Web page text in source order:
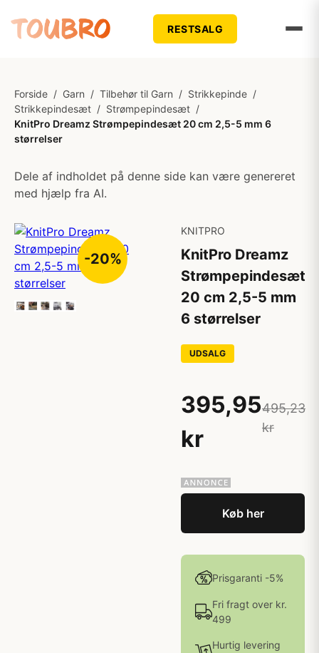
RESTSALG
Forside / Garn / Tilbehør til Garn / Strikkepinde /
Strikkepindesæt / Strømpepindesæt /
KnitPro Dreamz Strømpepindesæt 20 cm 2,5-5 mm 6
størrelser
Dele af indholdet på denne side kan være genereret
med hjælp fra AI.
-20%
KNITPRO
KnitPro Dreamz
Strømpepindesæt
20 cm 2,5-5 mm
6 størrelser
UDSALG
395,95
kr
495,23
kr
Køb her
Prisgaranti -5%
Fri fragt over kr.
499
Hurtig levering